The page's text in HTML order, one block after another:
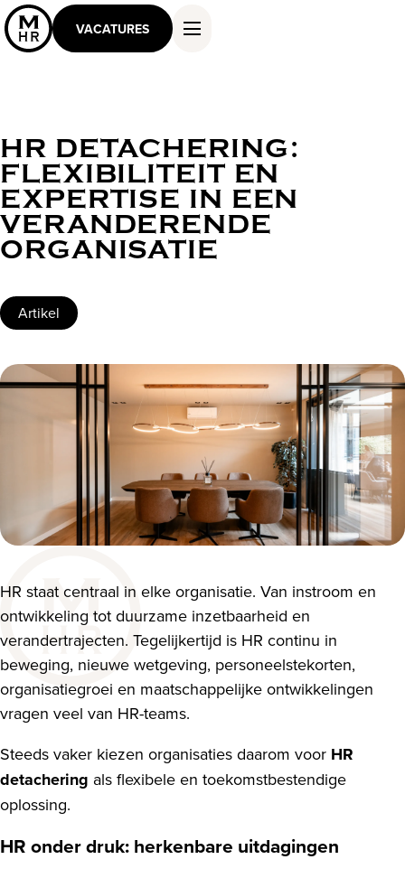
VACATURES
DIENSTEN EN OPLOSSINGEN
WERKEN ALS MASTER
KENNIS EN INSPIRATIE
OVER ONS
CONTACT
HR DETACHERING:
FLEXIBILITEIT EN
EXPERTISE IN EEN
VERANDERENDE
ORGANISATIE
Artikel
HR staat centraal in elke organisatie. Van instroom en
ontwikkeling tot duurzame inzetbaarheid en
verandertrajecten. Tegelijkertijd is HR continu in
beweging, nieuwe wetgeving, personeelstekorten,
organisatiegroei en maatschappelijke ontwikkelingen
vragen veel van HR-teams.
Steeds vaker kiezen organisaties daarom voor HR
detachering als flexibele en toekomstbestendige
oplossing.
HR onder druk: herkenbare uitdagingen